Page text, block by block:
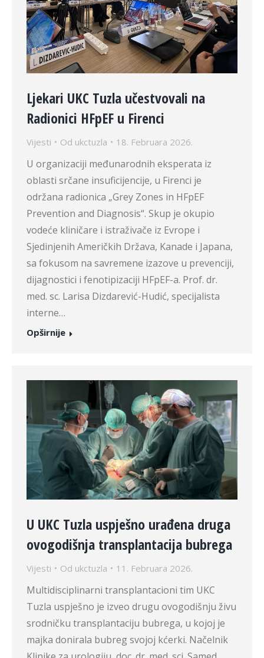
Ljekari UKC Tuzla učestvovali na
Radionici HFpEF u Firenci
Vijesti Od ukctuzla 18. Februara 2026.
U organizaciji međunarodnih eksperata iz
oblasti srčane insuficijencije, u Firenci je
održana radionica „Grey Zones in HFpEF
Prevention and Diagnosis“. Skup je okupio
vodeće kliničare i istraživače iz Evrope i
Sjedinjenih Američkih Država, Kanade i Japana,
sa fokusom na savremene izazove u prevenciji,
dijagnostici i fenotipizaciji HFpEF-a. Prof. dr.
med. sc. Larisa Dizdarević-Hudić, specijalista
interne…
Opširnije
U UKC Tuzla uspješno urađena druga
ovogodišnja transplantacija bubrega
Vijesti Od ukctuzla 11. Februara 2026.
Multidisciplinarni transplantacioni tim UKC
Tuzla uspješno je izveo drugu ovogodišnju živu
srodničku transplantaciju bubrega, u kojoj je
majka donirala bubreg svojoj kćerki. Načelnik